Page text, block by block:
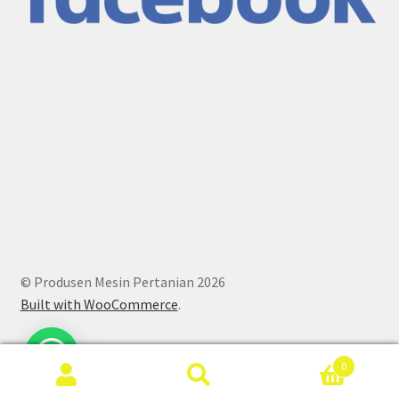
© Produsen Mesin Pertanian 2026
Built with WooCommerce.
0